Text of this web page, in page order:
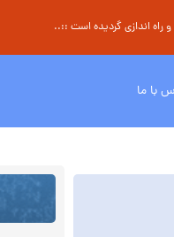
راه اندازی گردیده است ::..
با ما